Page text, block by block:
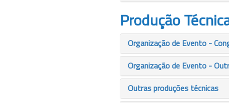
Produção
Organização de Evento -
Organização de Evento -
Outras produções técnicas